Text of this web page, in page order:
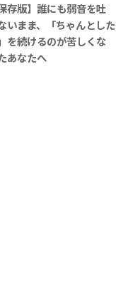
保存版】誰にも弱音を吐
いまま、「ちゃんとした
を続けるのが苦しくな
あなたへ